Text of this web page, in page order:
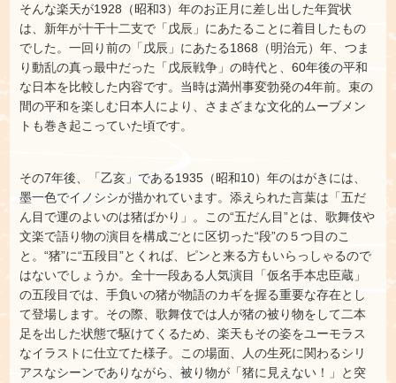
そんな楽天が1928（昭和3）年のお正月に差し出した年賀状
は、新年が十干十二支で「戊辰」にあたることに着目したもの
でした。一回り前の「戊辰」にあたる1868（明治元）年、つま
り動乱の真っ最中だった「戊辰戦争」の時代と、60年後の平和
な日本を比較した内容です。当時は満州事変勃発の4年前。束の
間の平和を楽しむ日本人により、さまざまな文化的ムーブメン
トも巻き起こっていた頃です。
その7年後、「乙亥」である1935（昭和10）年のはがきには、
墨一色でイノシシが描かれています。添えられた言葉は「五だ
ん目で運のよいのは猪ばかり」。この“五だん目”とは、歌舞伎や
文楽で語り物の演目を構成ごとに区切った“段”の５つ目のこ
と。“猪”に“五段目”とくれば、ピンと来る方もいらっしゃるので
はないでしょうか。全十一段ある人気演目「仮名手本忠臣蔵」
の五段目では、手負いの猪が物語のカギを握る重要な存在とし
て登場します。その際、歌舞伎では人が猪の被り物をして二本
足を出した状態で駆けてくるため、楽天もその姿をユーモラス
なイラストに仕立てた様子。この場面、人の生死に関わるシリ
アスなシーンでありながら、被り物が「猪に見えない！」と突